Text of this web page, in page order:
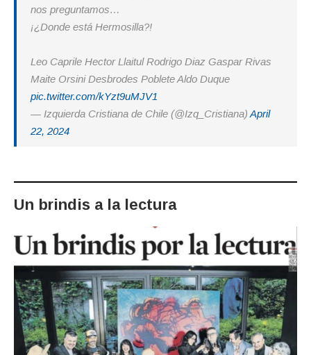
nos preguntamos…
¡¿Donde está Hermosilla?!
Leo Caprile Hector Llaitul Rodrigo Diaz Gaspar Rivas
Maite Orsini Desbrodes Poblete Aldo Duque
pic.twitter.com/kYzt9uMJV1
— Izquierda Cristiana de Chile (@Izq_Cristiana) April
22, 2024
Un brindis a la lectura